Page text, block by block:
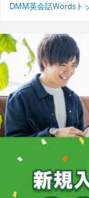
DMM英会話Wordsト